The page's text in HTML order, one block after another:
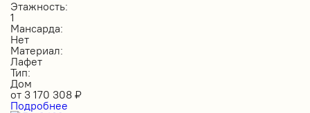
Этажность:
1
Мансарда:
Нет
Материал:
Лафет
Тип:
Дом
от 3 170 308 ₽
Подробнее